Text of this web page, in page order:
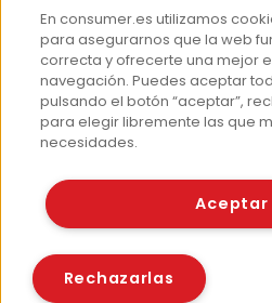
Corpus
© Fundación
Políticas de
En consumer.es utilizamos
para asegurarnos que la web
correcta y ofrecerte una mejor
navegación. Puedes aceptar
pulsando el botón “aceptar”,
para elegir libremente las que
necesidades.
Aceptar
Rechazarlas